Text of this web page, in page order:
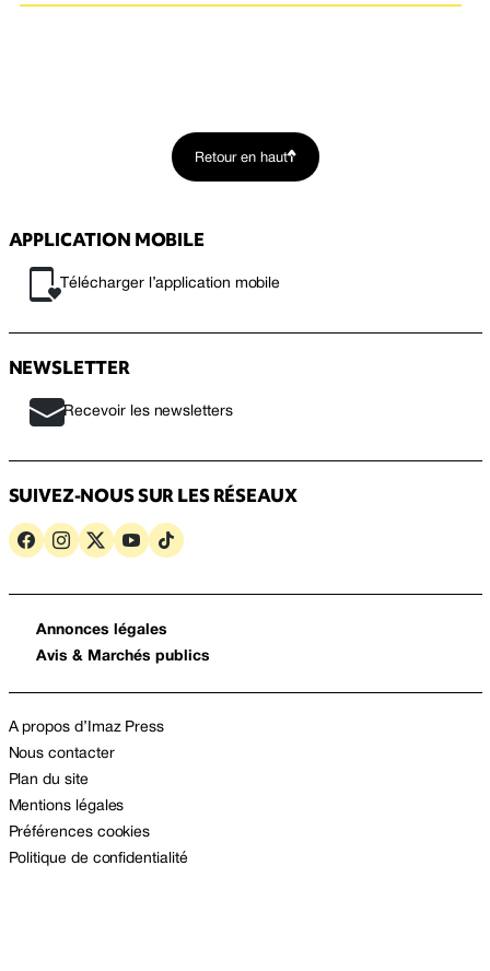
Retour en haut
APPLICATION MOBILE
Télécharger l’application mobile
NEWSLETTER
Recevoir les newsletters
SUIVEZ-NOUS SUR LES RÉSEAUX
Annonces légales
Avis & Marchés publics
A propos d’Imaz Press
Nous contacter
Plan du site
Mentions légales
Préférences cookies
Politique de confidentialité